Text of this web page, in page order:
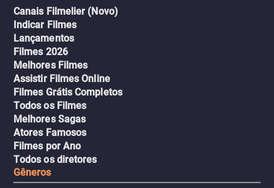
Canais Filmelier (Novo)
Indicar Filmes
Lançamentos
Filmes 2026
Melhores Filmes
Assistir Filmes Online
Filmes Grátis Completos
Todos os Filmes
Melhores Sagas
Atores Famosos
Filmes por Ano
Todos os diretores
Gêneros